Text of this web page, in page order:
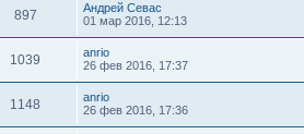
897
Андрей Севас
01 мар 2016, 12:13
1039
anrio
26 фев 2016, 17:37
1148
anrio
26 фев 2016, 17:36